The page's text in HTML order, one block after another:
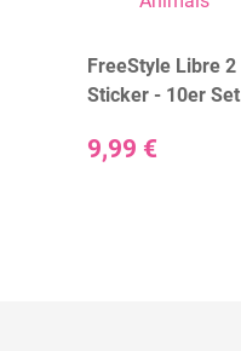
FreeStyle Libre 2
Sticker - 10er Set
9,99 €